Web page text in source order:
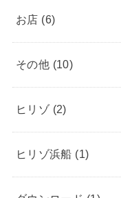
お店 (6)
その他 (10)
ヒリゾ (2)
ヒリゾ浜船 (1)